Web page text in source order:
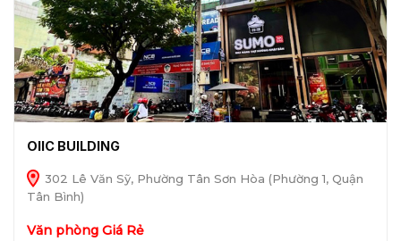
OIIC BUILDING
302 Lê Văn Sỹ, Phường Tân Sơn Hòa (Phường 1, Quận
Tân Bình)
Văn phòng Giá Rẻ